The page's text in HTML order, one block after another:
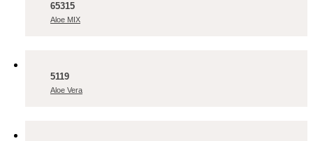
65315
Aloe MIX
5119
Aloe Vera